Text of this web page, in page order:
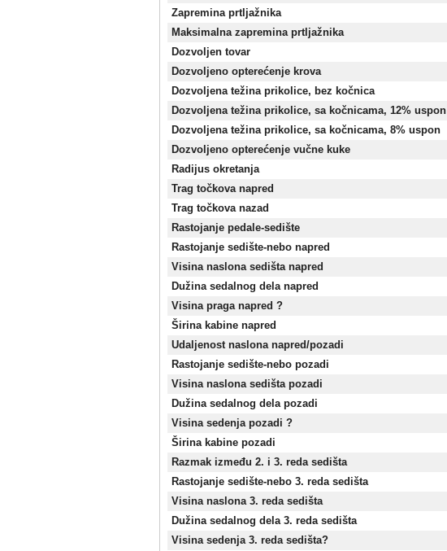
Zapremina prtljažnika
Maksimalna zapremina prtljažnika
Dozvoljen tovar
Dozvoljeno opterećenje krova
Dozvoljena težina prikolice, bez kočnica
Dozvoljena težina prikolice, sa kočnicama, 12% uspon
Dozvoljena težina prikolice, sa kočnicama, 8% uspon
Dozvoljeno opterećenje vučne kuke
Radijus okretanja
Trag točkova napred
Trag točkova nazad
Rastojanje pedale-sedište
Rastojanje sedište-nebo napred
Visina naslona sedišta napred
Dužina sedalnog dela napred
Visina praga napred ?
Širina kabine napred
Udaljenost naslona napred/pozadi
Rastojanje sedište-nebo pozadi
Visina naslona sedišta pozadi
Dužina sedalnog dela pozadi
Visina sedenja pozadi ?
Širina kabine pozadi
Razmak između 2. i 3. reda sedišta
Rastojanje sedište-nebo 3. reda sedišta
Visina naslona 3. reda sedišta
Dužina sedalnog dela 3. reda sedišta
Visina sedenja 3. reda sedišta?